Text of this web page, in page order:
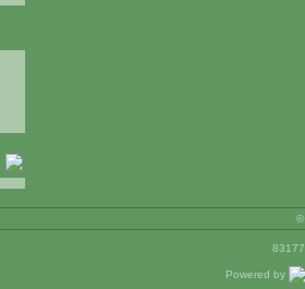
©
Powered by